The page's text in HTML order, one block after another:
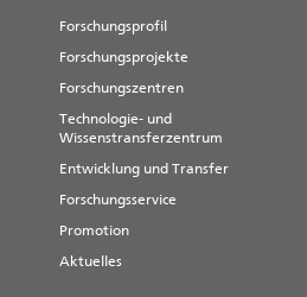
20 -
-
19 -
18 -
Forschungsprofil
Forschungsprojekte
Forschungszentren
Technologie- und
Wissenstransferzentrum
Entwicklung und Transfer
Forschungsservice
Promotion
Aktuelles